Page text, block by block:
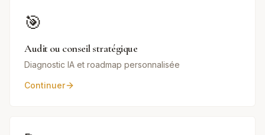
🎯
Audit ou conseil stratégique
Diagnostic IA et roadmap personnalisée
Continuer